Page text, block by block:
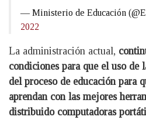
— Ministerio de Educación
2022
La administración actual,
condiciones para que el uso de
del proceso de educación para
aprendan con las mejores
distribuido computadoras